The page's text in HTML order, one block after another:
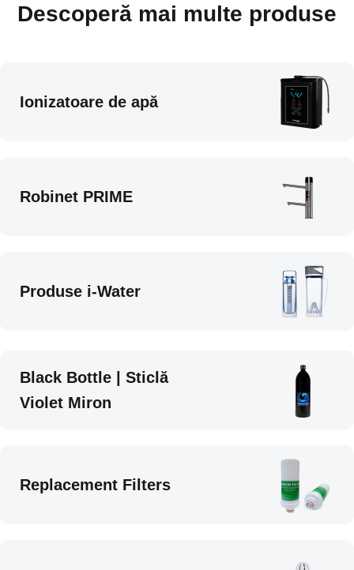
Descoperă mai multe produse
Ionizatoare de apă
Robinet PRIME
Produse i-Water
Black Bottle | Sticlă
Violet Miron
Replacement Filters